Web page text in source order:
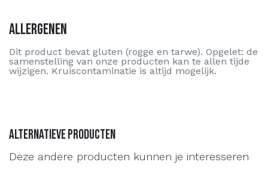
Allergenen
Dit product bevat gluten (rogge en tarwe). Opgelet: de
samenstelling van onze producten kan te allen tijde
wijzigen. Kruiscontaminatie is altijd mogelijk.
Alternatieve producten
Deze andere producten kunnen je interesseren